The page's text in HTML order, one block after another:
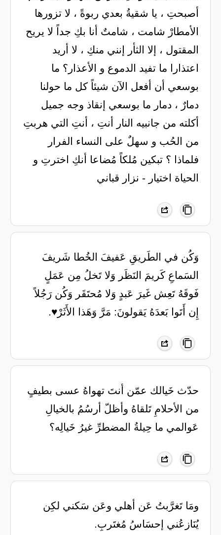
أصبحتِ ، يا شقيةُ بعدي ربوةً ، لا تزورها
الأمطارْ شامت ، شامتٌ أنا بكِ جداً لا يريح
المقتول ، إلا الثأر إنني منكِ ، لا أريد
اعتذارا ما تفيد الدموع و الأعذار؟ ما
بوسعي أن أفعل الآن شيئاً كل ما حولنا
دمارٌ ، دمار ما بوسعي إنقاذ وجه جميل
أكلته من جانبيه النار أنتِ ، أنتِ التي هربتِ
من الحُب و سهلٌ على النساء الفرار
فلماذا ؟ تبكين مُلكاً مُضاعا أنكِ اخترتِ و
الحياة اختيار - نزار قباني
وَكُن في الطَريقِ عَفيفَ الخُطا شَريفَ
السَماعِ كَريمَ النَظَر وَلا تَخلُ مِن عَمَلٍ
فَوقَهُ تَعِش غَيرَ عَبدٍ وَلا مُحتَقَر وَكُن رَجُلاً
إِن أَتَوا بَعدَهُ يَقولونَ: مَرَّ وَهَذا الأَثَرْ♥️.
حدّث خَيالك عمّن أنتَ تهواهُ عسى بطيفٍ
من الأحلامِ تَلقاهُ وأظلّ أرسُمُ بالخيالِ
عَوالمي ما حِيلةُ المضطرِّ غيرُ خَيالِه؟
ومَا تَغرَّبتُ عَن أهلي وعَن سَكني ‏لكِن
يُنَازعُني إحسَاسُ مُغتَربِ.‏